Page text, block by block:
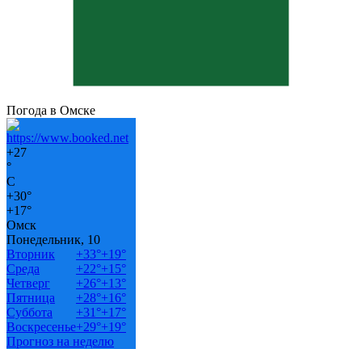
Погода в Омске
+27
°
C
+30°
+17°
Омск
Понедельник, 10
Вторник
+33°+19°
Среда
+22°+15°
Четверг
+26°+13°
Пятница
+28°+16°
Суббота
+31°+17°
Воскресенье+29°+19°
Прогноз на неделю